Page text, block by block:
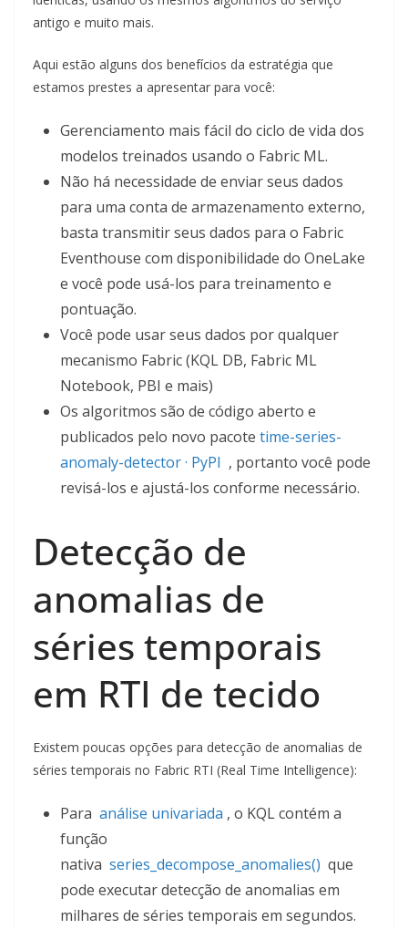
antigo e muito mais.
Aqui estão alguns dos benefícios da estratégia que
estamos prestes a apresentar para você:
Gerenciamento mais fácil do ciclo de vida dos
modelos treinados usando o Fabric ML.
Não há necessidade de enviar seus dados
para uma conta de armazenamento externo,
basta transmitir seus dados para o Fabric
Eventhouse com disponibilidade do OneLake
e você pode usá-los para treinamento e
pontuação.
Você pode usar seus dados por qualquer
mecanismo Fabric (KQL DB, Fabric ML
Notebook, PBI e mais)
Os algoritmos são de código aberto e
publicados pelo novo pacote time-series-
anomaly-detector · PyPI , portanto você pode
revisá-los e ajustá-los conforme necessário.
Detecção de
anomalias de
séries temporais
em RTI de tecido
Existem poucas opções para detecção de anomalias de
séries temporais no Fabric RTI (Real Time Intelligence):
Para análise univariada , o KQL contém a
função
nativa series_decompose_anomalies() que
pode executar detecção de anomalias em
milhares de séries temporais em segundos.